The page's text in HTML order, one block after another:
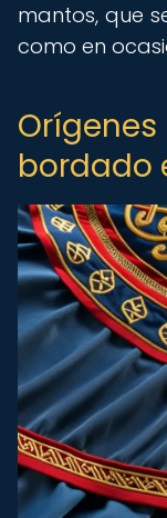
mantos, que
como en
bordado